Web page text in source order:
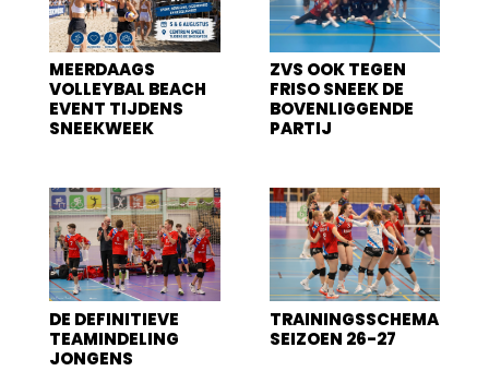
MEERDAAGS
VOLLEYBAL BEACH
EVENT TIJDENS
SNEEKWEEK
ZVS OOK TEGEN
FRISO SNEEK DE
BOVENLIGGENDE
PARTIJ
DE DEFINITIEVE
TEAMINDELING
JONGENS
TRAININGSSCHEMA
SEIZOEN 26-27